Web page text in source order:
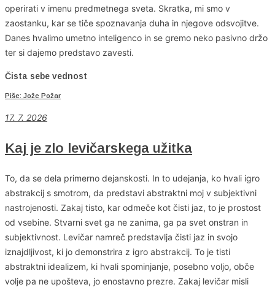
operirati v imenu predmetnega sveta. Skratka, mi smo v
zaostanku, kar se tiče spoznavanja duha in njegove odsvojitve.
Danes hvalimo umetno inteligenco in se gremo neko pasivno držo
ter si dajemo predstavo zavesti.
Čista sebe vednost
Piše: Jože Požar
17. 7. 2026
Kaj je zlo levičarskega užitka
To, da se dela primerno dejanskosti. In to udejanja, ko hvali igro
abstrakcij s smotrom, da predstavi abstraktni moj v subjektivni
nastrojenosti. Zakaj tisto, kar odmeče kot čisti jaz, to je prostost
od vsebine. Stvarni svet ga ne zanima, ga pa svet onstran in
subjektivnost. Levičar namreč predstavlja čisti jaz in svojo
iznajdljivost, ki jo demonstrira z igro abstrakcij. To je tisti
abstraktni idealizem, ki hvali spominjanje, posebno voljo, obče
volje pa ne upošteva, jo enostavno prezre. Zakaj levičar misli